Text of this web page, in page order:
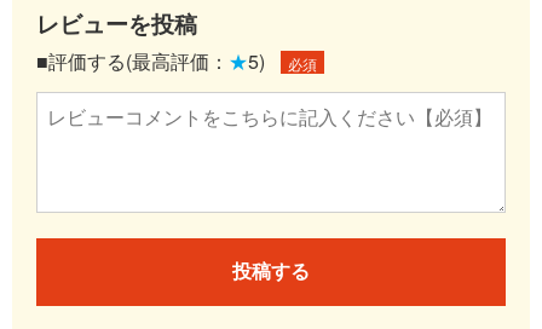
レビューを投稿
■評価する(最高評価： ★5) 必須
投稿する